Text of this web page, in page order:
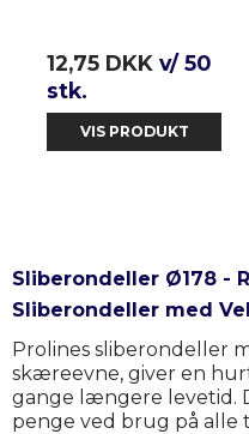
12,75 DKK v/ 50
stk.
VIS PRODUKT
Sliberondeller Ø178 -
Sliberondeller med
Prolines sliberondeller
skæreevne, giver en
gange længere levetid.
penge ved brug på